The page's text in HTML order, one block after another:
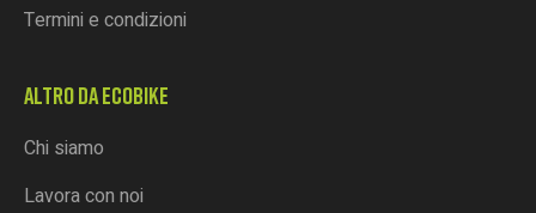
Termini e condizioni
ALTRO DA ECOBIKE
Chi siamo
Lavora con noi